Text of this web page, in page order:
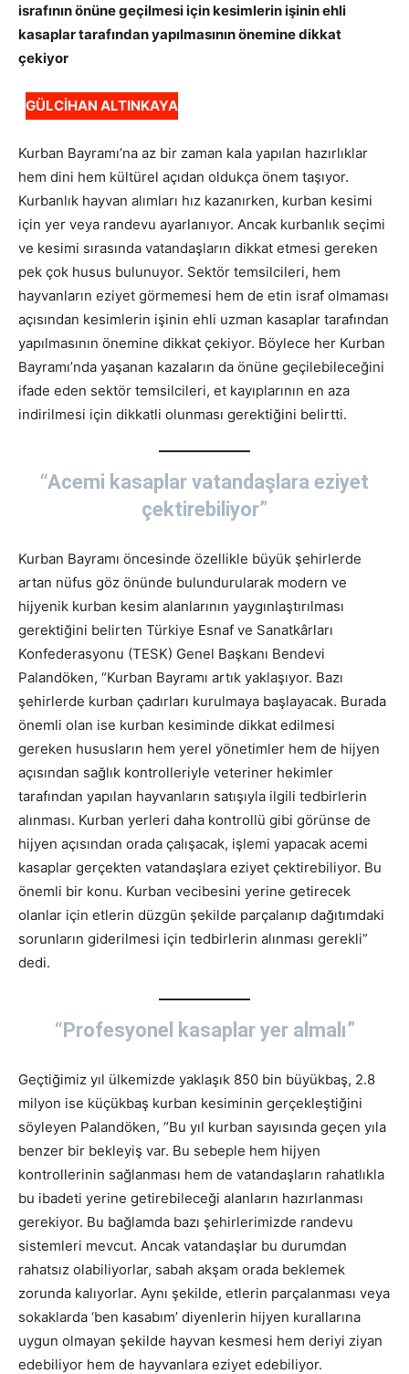
israfının önüne geçilmesi için kesimlerin işinin ehli
kasaplar tarafından yapılmasının önemine dikkat
çekiyor
GÜLCİHAN ALTINKAYA
Kurban Bayramı’na az bir zaman kala yapılan hazırlıklar
hem dini hem kültürel açıdan oldukça önem taşıyor.
Kurbanlık hayvan alımları hız kazanırken, kurban kesimi
için yer veya randevu ayarlanıyor. Ancak kurbanlık seçimi
ve kesimi sırasında vatandaşların dikkat etmesi gereken
pek çok husus bulunuyor. Sektör temsilcileri, hem
hayvanların eziyet görmemesi hem de etin israf olmaması
açısından kesimlerin işinin ehli uzman kasaplar tarafından
yapılmasının önemine dikkat çekiyor. Böylece her Kurban
Bayramı’nda yaşanan kazaların da önüne geçilebileceğini
ifade eden sektör temsilcileri, et kayıplarının en aza
indirilmesi için dikkatli olunması gerektiğini belirtti.
“Acemi kasaplar vatandaşlara eziyet
çektirebiliyor”
Kurban Bayramı öncesinde özellikle büyük şehirlerde
artan nüfus göz önünde bulundurularak modern ve
hijyenik kurban kesim alanlarının yaygınlaştırılması
gerektiğini belirten Türkiye Esnaf ve Sanatkârları
Konfederasyonu (TESK) Genel Başkanı Bendevi
Palandöken, “Kurban Bayramı artık yaklaşıyor. Bazı
şehirlerde kurban çadırları kurulmaya başlayacak. Burada
önemli olan ise kurban kesiminde dikkat edilmesi
gereken hususların hem yerel yönetimler hem de hijyen
açısından sağlık kontrolleriyle veteriner hekimler
tarafından yapılan hayvanların satışıyla ilgili tedbirlerin
alınması. Kurban yerleri daha kontrollü gibi görünse de
hijyen açısından orada çalışacak, işlemi yapacak acemi
kasaplar gerçekten vatandaşlara eziyet çektirebiliyor. Bu
önemli bir konu. Kurban vecibesini yerine getirecek
olanlar için etlerin düzgün şekilde parçalanıp dağıtımdaki
sorunların giderilmesi için tedbirlerin alınması gerekli”
dedi.
“Profesyonel kasaplar yer almalı”
Geçtiğimiz yıl ülkemizde yaklaşık 850 bin büyükbaş, 2.8
milyon ise küçükbaş kurban kesiminin gerçekleştiğini
söyleyen Palandöken, “Bu yıl kurban sayısında geçen yıla
benzer bir bekleyiş var. Bu sebeple hem hijyen
kontrollerinin sağlanması hem de vatandaşların rahatlıkla
bu ibadeti yerine getirebileceği alanların hazırlanması
gerekiyor. Bu bağlamda bazı şehirlerimizde randevu
sistemleri mevcut. Ancak vatandaşlar bu durumdan
rahatsız olabiliyorlar, sabah akşam orada beklemek
zorunda kalıyorlar. Aynı şekilde, etlerin parçalanması veya
sokaklarda ‘ben kasabım’ diyenlerin hijyen kurallarına
uygun olmayan şekilde hayvan kesmesi hem deriyi ziyan
edebiliyor hem de hayvanlara eziyet edebiliyor.